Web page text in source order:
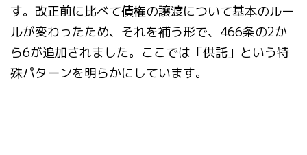
す。改正前に比べて債権の譲渡について基本のルー
ルが変わったため、それを補う形で、466条の2か
ら6が追加されました。ここでは「供託」という特
殊パターンを明らかにしています。